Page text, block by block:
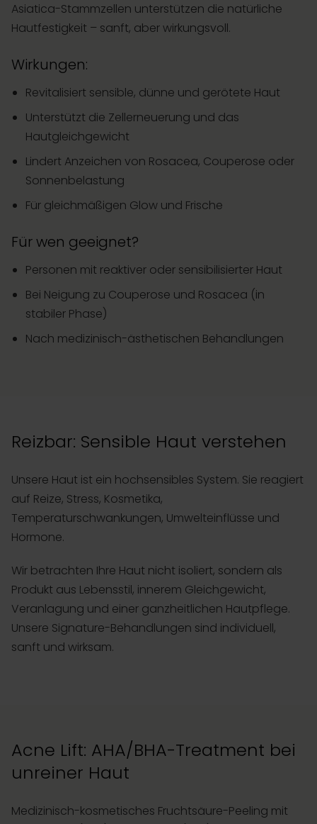
Asiatica-Stammzellen unterstützen die natürliche
Hautfestigkeit – sanft, aber wirkungsvoll.
Wirkungen:
Revitalisiert sensible, dünne und gerötete Haut
Unterstützt die Zellerneuerung und das
Hautgleichgewicht
Lindert Anzeichen von Rosacea, Couperose oder
Sonnenbelastung
Für gleichmäßigen Glow und Frische
Für wen geeignet?
Personen mit reaktiver oder sensibilisierter Haut
Bei Neigung zu Couperose und Rosacea (in
stabiler Phase)
Nach medizinisch-ästhetischen Behandlungen
Reizbar: Sensible Haut verstehen
Unsere Haut ist ein hochsensibles System. Sie reagiert
auf Reize, Stress, Kosmetika,
Temperaturschwankungen, Umwelteinflüsse und
Hormone.
Wir betrachten Ihre Haut nicht isoliert, sondern als
Produkt aus Lebensstil, innerem Gleichgewicht,
Veranlagung und einer ganzheitlichen Hautpflege.
Unsere Signature-Behandlungen sind individuell,
sanft und wirksam.
Acne Lift: AHA/BHA-Treatment bei
unreiner Haut
Medizinisch-kosmetisches Fruchtsäure-Peeling mit